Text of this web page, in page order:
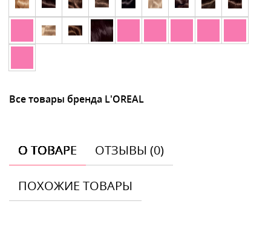
Все товары бренда L'OREAL
О ТОВАРЕ ОТЗЫВЫ (0)
ПОХОЖИЕ ТОВАРЫ